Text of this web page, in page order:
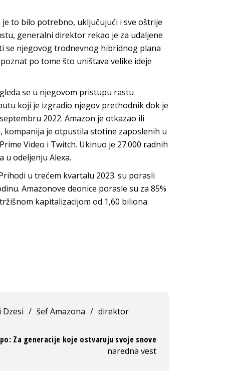
to bilo potrebno, uključujući i sve oštrije
generalni direktor rekao je za udaljene
se njegovog trodnevnog hibridnog plana
po tome što uništava velike ideje
se u njegovom pristupu rastu
koji je izgradio njegov prethodnik dok je
2022. Amazon je otkazao ili
kompanija je otpustila stotine zaposlenih u
Video i Twitch. Ukinuo je 27.000 radnih
u odeljenju Alexa.
u trećem kvartalu 2023. su porasli
Amazonove deonice porasle su za 85%
kapitalizacijom od 1,60 biliona.
Dzesi / šef Amazona / direktor
Za generacije koje ostvaruju svoje snove
naredna vest